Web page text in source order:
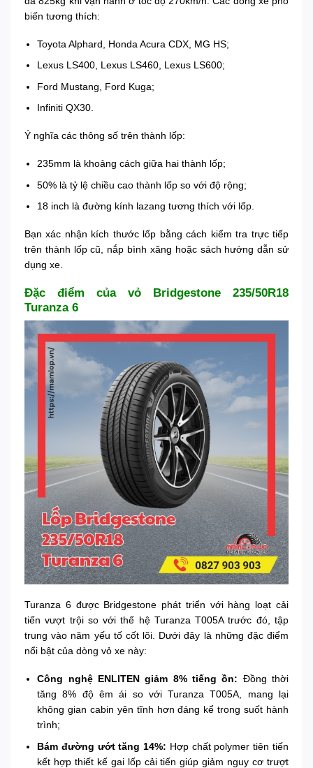
biến tương thích:
Toyota Alphard, Honda Acura CDX, MG HS;
Lexus LS400, Lexus LS460, Lexus LS600;
Ford Mustang, Ford Kuga;
Infiniti QX30.
Ý nghĩa các thông số trên thành lốp:
235mm là khoảng cách giữa hai thành lốp;
50% là tỷ lệ chiều cao thành lốp so với độ rộng;
18 inch là đường kính lazang tương thích với lốp.
Bạn xác nhận kích thước lốp bằng cách kiểm tra trực tiếp
trên thành lốp cũ, nắp bình xăng hoặc sách hướng dẫn sử
dụng xe.
Đặc điểm của vỏ Bridgestone 235/50R18
Turanza 6
Turanza 6 được Bridgestone phát triển với hàng loạt cải
tiến vượt trội so với thế hệ Turanza T005A trước đó, tập
trung vào năm yếu tố cốt lõi. Dưới đây là những đặc điểm
nổi bật của dòng vỏ xe này:
Công nghệ ENLITEN giảm 8% tiếng ồn: Đồng thời
tăng 8% độ êm ái so với Turanza T005A, mang lại
không gian cabin yên tĩnh hơn đáng kể trong suốt hành
trình;
Bám đường ướt tăng 14%: Hợp chất polymer tiên tiến
kết hợp thiết kế gai lốp cải tiến giúp giảm nguy cơ trượt